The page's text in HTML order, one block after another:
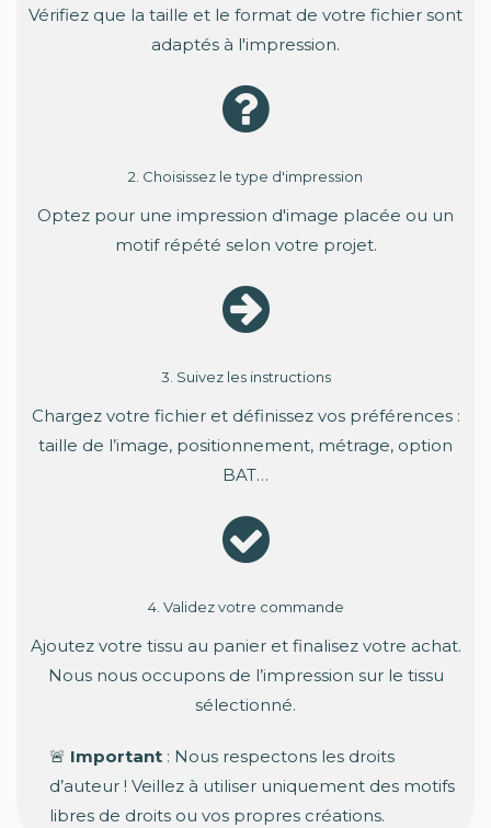
Vérifiez que la taille et le format de votre fichier sont
adaptés à l'impression.
2. Choisissez le type d'impression
Optez pour une impression d'image placée ou un
motif répété selon votre projet.
3. Suivez les instructions
Chargez votre fichier et définissez vos préférences :
taille de l’image, positionnement, métrage, option
BAT…
4. Validez votre commande
Ajoutez votre tissu au panier et finalisez votre achat.
Nous nous occupons de l’impression sur le tissu
sélectionné.
🚨 Important : Nous respectons les droits
d’auteur ! Veillez à utiliser uniquement des motifs
libres de droits ou vos propres créations.